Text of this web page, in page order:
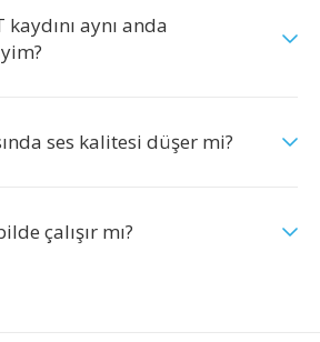
aynı anda
ses kalitesi düşer mi?
çalışır mı?